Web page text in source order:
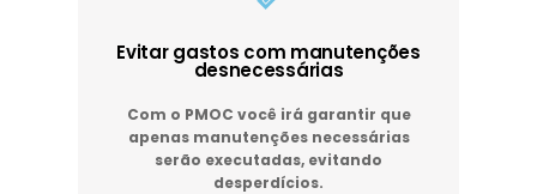
Evitar gastos com manutenções
desnecessárias
Com o PMOC você irá garantir que
apenas manutenções necessárias
serão executadas, evitando
desperdícios.